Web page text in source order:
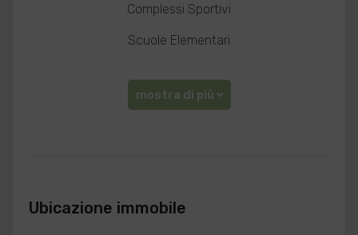
Complessi Sportivi
Scuole Elementari
mostra di più
Ubicazione immobile